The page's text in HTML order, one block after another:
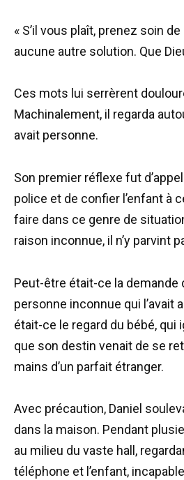
« S’il vous plaît, prenez soin de
aucune autre solution. Que
Ces mots lui serrèrent
Machinalement, il regarda
avait personne.
Son premier réflexe fut
police et de confier l’enfant à
faire dans ce genre de
raison inconnue, il n’y parvint
Peut-être était-ce la demande
personne inconnue qui l’avait
était-ce le regard du bébé, qui
que son destin venait de se
mains d’un parfait étranger.
Avec précaution, Daniel
dans la maison. Pendant
au milieu du vaste hall,
téléphone et l’enfant,